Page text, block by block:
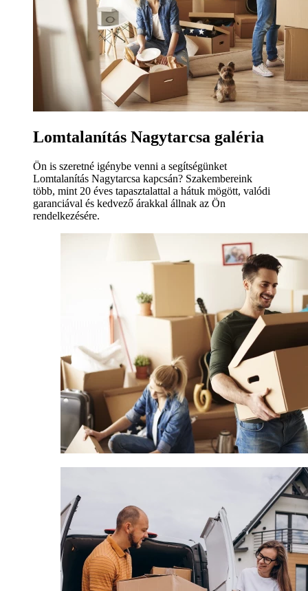
Lomtalanítás Nagytarcsa galéria
Ön is szeretné igénybe venni a segítségünket
Lomtalanítás Nagytarcsa kapcsán? Szakembereink
több, mint 20 éves tapasztalattal a hátuk mögött, valódi
garanciával és kedvező árakkal állnak az Ön
rendelkezésére.